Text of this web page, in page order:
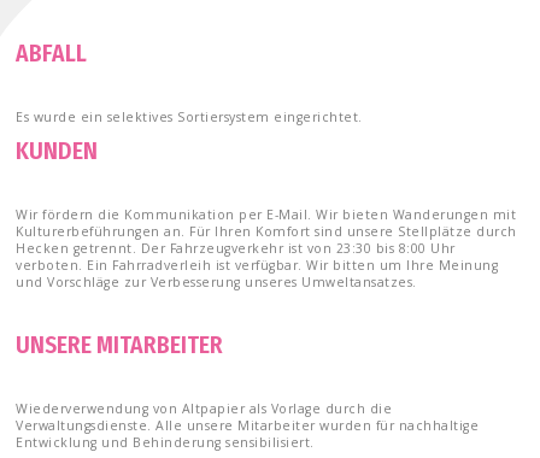
ABFALL
Es wurde ein selektives Sortiersystem eingerichtet.
KUNDEN
Wir fördern die Kommunikation per E-Mail. Wir bieten Wanderungen mit
Kulturerbeführungen an. Für Ihren Komfort sind unsere Stellplätze durch
Hecken getrennt. Der Fahrzeugverkehr ist von 23:30 bis 8:00 Uhr
verboten. Ein Fahrradverleih ist verfügbar. Wir bitten um Ihre Meinung
und Vorschläge zur Verbesserung unseres Umweltansatzes.
UNSERE MITARBEITER
Wiederverwendung von Altpapier als Vorlage durch die
Verwaltungsdienste. Alle unsere Mitarbeiter wurden für nachhaltige
Entwicklung und Behinderung sensibilisiert.